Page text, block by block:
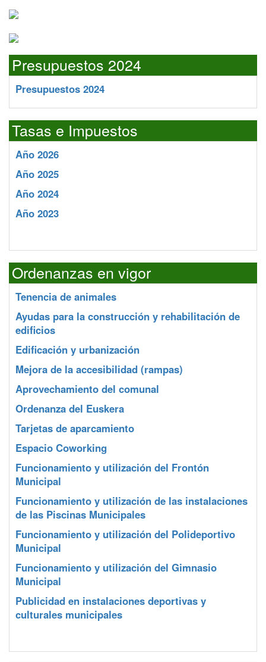
Presupuestos 2024
Presupuestos 2024
Tasas e Impuestos
Año 2026
Año 2025
Año 2024
Año 2023
Ordenanzas en vigor
Tenencia de animales
Ayudas para la construcción y rehabilitación de
edificios
Edificación y urbanización
Mejora de la accesibilidad (rampas)
Aprovechamiento del comunal
Ordenanza del Euskera
Tarjetas de aparcamiento
Espacio Coworking
Funcionamiento y utilización del Frontón
Municipal
Funcionamiento y utilización de las instalaciones
de las Piscinas Municipales
Funcionamiento y utilización del Polideportivo
Municipal
Funcionamiento y utilización del Gimnasio
Municipal
Publicidad en instalaciones deportivas y
culturales municipales